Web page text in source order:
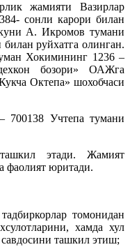
жамияти Вазирлар
сонли карори билан
А. Икромов тумани
руйхатга олинган.
Хокимининг 1236 –
бозори» ОАЖга
Октепа» шохобчаси
700138 Учтепа тумани
этади. Жамият
фаолият юритади.
томонидан
хамда хул
савдосини ташкил этиш;